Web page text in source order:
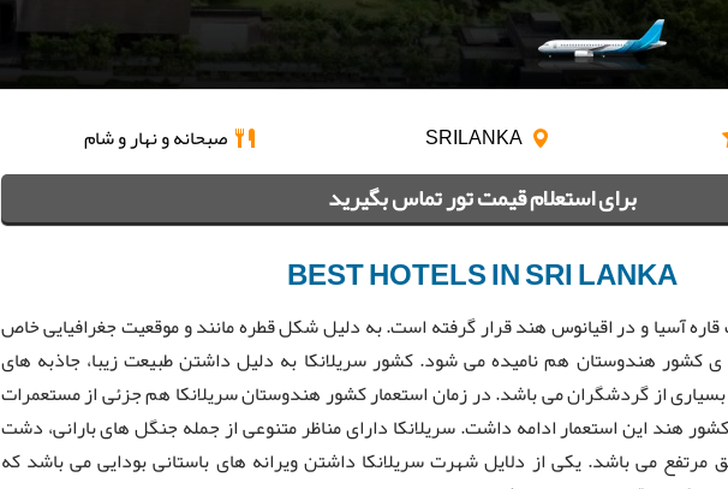
SRILANKA صبحانه و نهار و شام
برای استعلام قیمت تور تماس بگیرید
BEST HOTELS IN SRI LANKA
آسیا و در اقیانوس هند قرار گرفته است. به دلیل شکل قطره مانند و موقعیت جغرافیایی خاص
ی کشور هندوستان هم نامیده می شود. کشور سریلانکا به دلیل داشتن طبیعت زیبا، جاذبه های
از گردشگران می باشد. در زمان استعمار کشور هندوستان سریلانکا هم جزئی از مستعمرات
هند این استعمار ادامه داشت. سریلانکا دارای مناظر متنوعی از جمله جنگل های بارانی، دشت
می باشد. یکی از دلایل شهرت سریلانکا داشتن ویرانه های باستانی بودایی می باشد که